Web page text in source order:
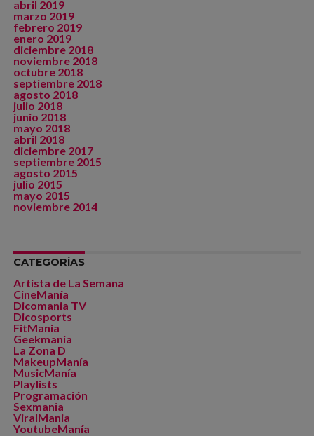
abril 2019
marzo 2019
febrero 2019
enero 2019
diciembre 2018
noviembre 2018
octubre 2018
septiembre 2018
agosto 2018
julio 2018
junio 2018
mayo 2018
abril 2018
diciembre 2017
septiembre 2015
agosto 2015
julio 2015
mayo 2015
noviembre 2014
CATEGORÍAS
Artista de La Semana
CineManía
Dicomania TV
Dicosports
FitMania
Geekmania
La Zona D
MakeupManía
MusicManía
Playlists
Programación
Sexmania
ViralMania
YoutubeManía